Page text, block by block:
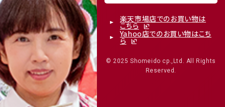
楽天市場店でのお買い物は
こちら
Yahoo店でのお買い物はこち
ら
© 2025 Shomeido cp.,Ltd. All Rights
Reserved.